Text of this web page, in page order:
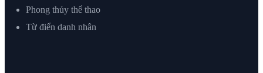
Phong thủy thể thao
Từ điển danh nhân